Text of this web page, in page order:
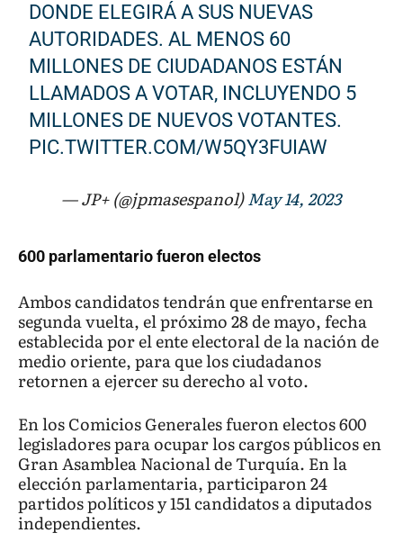
DONDE ELEGIRÁ A SUS NUEVAS
AUTORIDADES. AL MENOS 60
MILLONES DE CIUDADANOS ESTÁN
LLAMADOS A VOTAR, INCLUYENDO 5
MILLONES DE NUEVOS VOTANTES.
PIC.TWITTER.COM/W5QY3FUIAW
— JP+ (@jpmasespanol)May 14, 2023
600 parlamentario fueron electos
Ambos candidatos tendrán que enfrentarse en
segunda vuelta, el próximo 28 de mayo, fecha
establecida por el ente electoral de la nación de
medio oriente, para que los ciudadanos
retornen a ejercer su derecho al voto.
En los Comicios Generales fueron electos 600
legisladores para ocupar los cargos públicos en
Gran Asamblea Nacional de Turquía. En la
elección parlamentaria, participaron 24
partidos políticos y 151 candidatos a diputados
independientes.